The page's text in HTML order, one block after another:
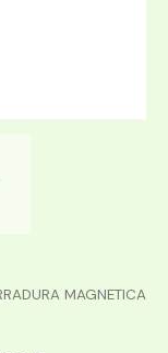
MAGNETICA